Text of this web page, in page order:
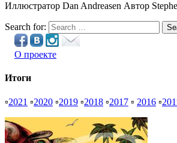
Иллюстратор Dan Andreasen Автор
Search for:
О проекте
Итоги
▫2021 ▫2020 ▫2019 ▫2018 ▫2017 ▫ 2016 ▫